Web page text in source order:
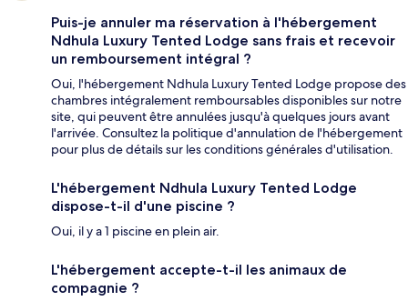
Puis-je annuler ma réservation à l'hébergement
Ndhula Luxury Tented Lodge sans frais et recevoir
un remboursement intégral ?
Oui, l'hébergement Ndhula Luxury Tented Lodge propose des
chambres intégralement remboursables disponibles sur notre
site, qui peuvent être annulées jusqu'à quelques jours avant
l'arrivée. Consultez la politique d'annulation de l'hébergement
pour plus de détails sur les conditions générales d'utilisation.
L'hébergement Ndhula Luxury Tented Lodge
dispose-t-il d'une piscine ?
Oui, il y a 1 piscine en plein air.
L'hébergement accepte-t-il les animaux de
compagnie ?